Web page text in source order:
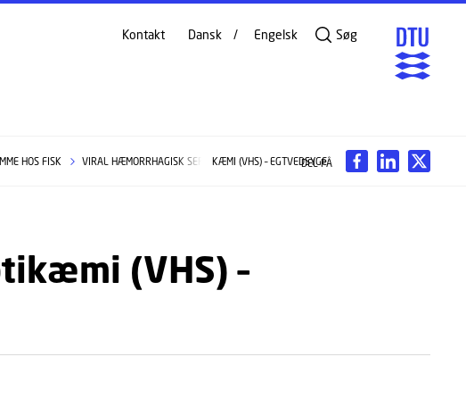
Kontakt Dansk Engelsk Søg
HOS FISK VIRAL HÆMORRHAGISK SEPTIKÆMI (VHS) – EGTVEDSYGE
DEL PÅ
(VHS) –